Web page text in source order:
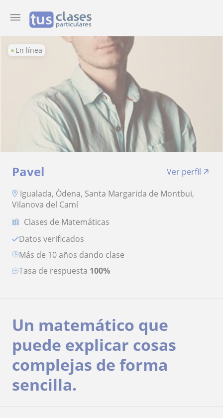
En línea
Pavel
Ver perfil
Igualada, Òdena, Santa Margarida de Montbui,
Vilanova del Camí
Clases de Matemáticas
Datos verificados
más de 10 años dando clase
Tasa de respuesta 100%
Un matemático que
puede explicar cosas
complejas de forma
sencilla.